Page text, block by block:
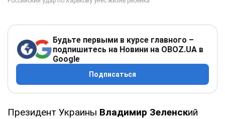
Будьте первыми в курсе главного –
подпишитесь на Новини на OBOZ.UA в
Google
Подписаться
Президент Украины Владимир Зеленский